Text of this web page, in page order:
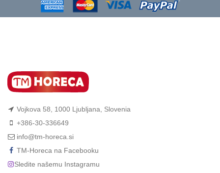
Vojkova 58, 1000 Ljubljana, Slovenia
+386-30-336649
info@tm-horeca.si
TM-Horeca na Facebooku
Sledite našemu Instagramu